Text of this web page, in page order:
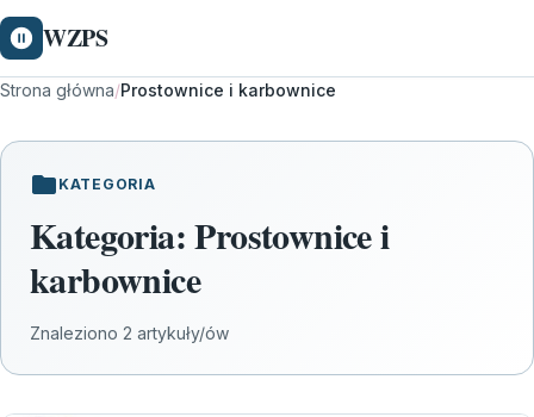
WZPS
Strona główna/Prostownice i karbownice
KATEGORIA
Kategoria:Prostownice i
karbownice
Znaleziono 2 artykuły/ów